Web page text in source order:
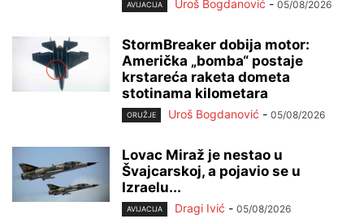
AVIJACIJA Uroš Bogdanović - 05/08/2026
StormBreaker dobija motor:
Američka „bomba“ postaje
krstareća raketa dometa
stotinama kilometara
ORUŽJE Uroš Bogdanović - 05/08/2026
Lovac Miraž je nestao u
Švajcarskoj, a pojavio se u
Izraelu...
AVIJACIJA Dragi Ivić - 05/08/2026